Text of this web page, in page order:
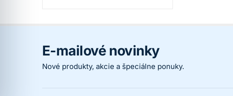
E-mailové novinky
Nové produkty, akcie a špeciálne ponuky.